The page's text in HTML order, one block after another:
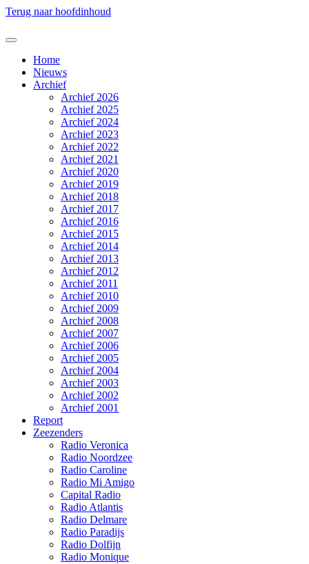
Terug naar hoofdinhoud
Home
Nieuws
Archief
Archief 2026
Archief 2025
Archief 2024
Archief 2023
Archief 2022
Archief 2021
Archief 2020
Archief 2019
Archief 2018
Archief 2017
Archief 2016
Archief 2015
Archief 2014
Archief 2013
Archief 2012
Archief 2011
Archief 2010
Archief 2009
Archief 2008
Archief 2007
Archief 2006
Archief 2005
Archief 2004
Archief 2003
Archief 2002
Archief 2001
Report
Zeezenders
Radio Veronica
Radio Noordzee
Radio Caroline
Radio Mi Amigo
Capital Radio
Radio Atlantis
Radio Delmare
Radio Paradijs
Radio Dolfijn
Radio Monique